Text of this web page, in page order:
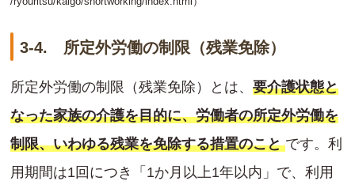
3-4. 所定外労働の制限（残業免除）
所定外労働の制限（残業免除）とは、 要介護状態と
なった家族の介護を目的に、労働者の所定外労働を
制限、いわゆる残業を免除する措置のことです。利
用期間は1回につき「1か月以上1年以内」で、利用